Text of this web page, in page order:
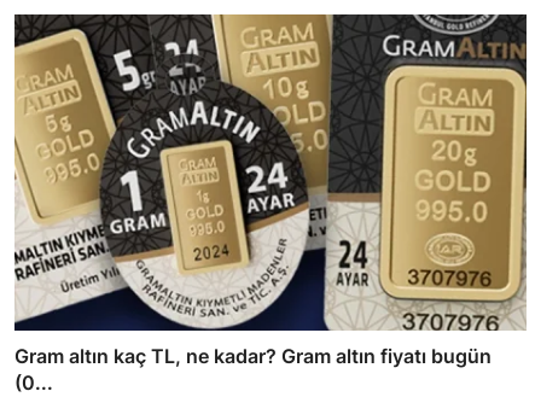
Gram altın kaç TL, ne kadar? Gram altın fiyatı bugün
(0...